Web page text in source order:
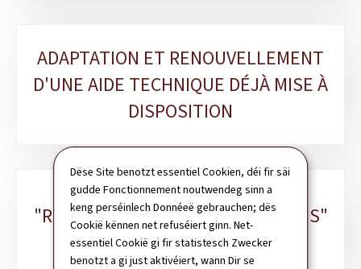
Dëse Site benotzt essentiel Cookien, déi fir säi
gudde Fonctionnement noutwendeg sinn a
keng perséinlech Donnéeë gebrauchen; dës
Cookië kënnen net refuséiert ginn. Net-
essentiel Cookië gi fir statistesch Zwecker
benotzt a gi just aktivéiert, wann Dir se
ADAPTATION ET RENOUVELLEMENT
D'UNE AIDE TECHNIQUE DÉJÀ MISE À
DISPOSITION
"RÉFÉRENTIEL DES AIDES ET SOINS"
ET "RELEVÉ-TYPE"